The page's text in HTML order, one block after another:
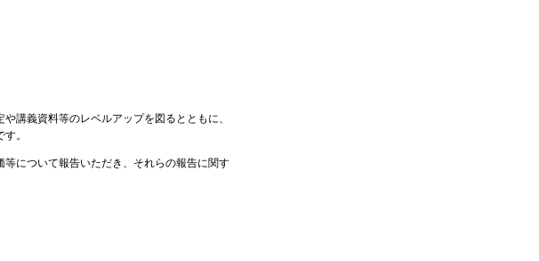
講義資料等のレベルアップを図るとともに、
。
について報告いただき、それらの報告に関す